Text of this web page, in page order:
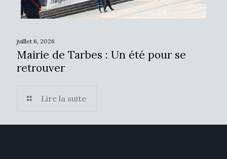
juillet 6, 2026
Mairie de Tarbes : Un été pour se
retrouver
Lire la suite